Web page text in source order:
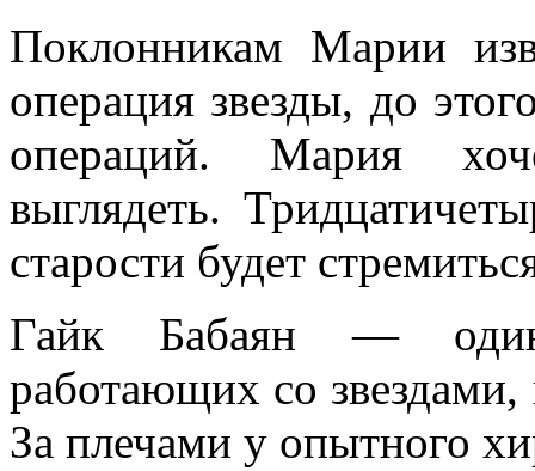
Поклонникам Марии
операция звезды, до
операций. Мария
выглядеть.
старости будет
Гайк Бабаян —
работающих со
За плечами у опытного